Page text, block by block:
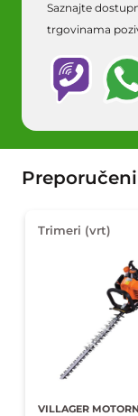
Saznajte
trgovinama
Trimeri (vrt)
VILLAGER